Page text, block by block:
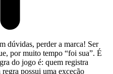
dúvidas, perder a marca! Ser
por muito tempo “foi sua”. É
do jogo é: quem registra
possui uma exceção